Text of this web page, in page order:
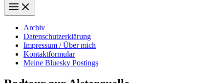
Main
Menu
Archiv
Datenschutzerklärung
Impressum / Über mich
Kontaktformular
Meine Bluesky Postings